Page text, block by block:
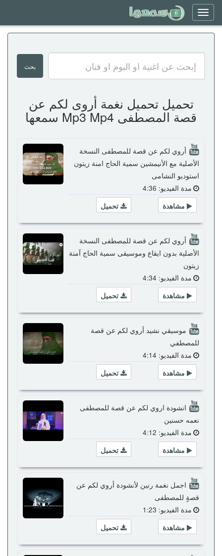
Toggle
navigation
تحميل تحميل نغمة أروى لكم عن
قصة المصطفى Mp3 Mp4 سمعها
أروي لكم عن قصة للمصطفى النسخة
الأصلية مع الأنيمشين سمية الحاج امنة زيتون
استوديو النشامى
مدة الفيديو: 4:36
تحميل
مشاهدة
أروي لكم عن قصة للمصطفى النسخة
الأصلية بدون ايقاع وموسيقى سمية الحاج آمنة
زيتون
مدة الفيديو: 4:34
تحميل
مشاهدة
موسيقي نشيد أروي لكم عن قصة
للمصطفي
مدة الفيديو: 4:14
تحميل
مشاهدة
انشودة اروي لكم عن قصة للمصطفى
نعمه حسنين
مدة الفيديو: 4:12
تحميل
مشاهدة
اجمل نغمة رنين لأنشودة أروي لكم عن
قصةٍ للمصطفى
مدة الفيديو: 1:23
تحميل
مشاهدة